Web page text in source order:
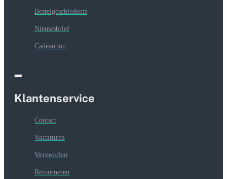
Bestelgeschiedenis
Nieuwsbrief
Cadeaubon
Klantenservice
Contact
Vacatures
Verzenden
Retourneren